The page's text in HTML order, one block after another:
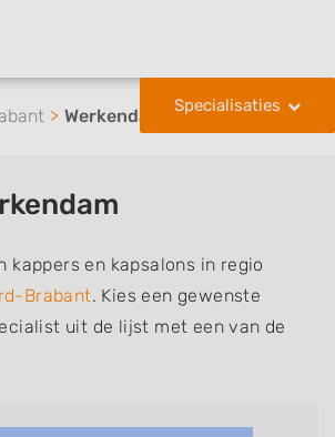
Specialisaties
Werkendam
kappers en kapsalons in regio
Brabant. Kies een gewenste
uit de lijst met een van de
of aantekeningen: mannen of